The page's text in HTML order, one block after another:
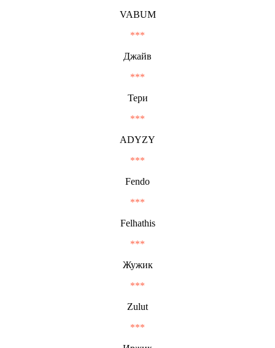
VABUM
***
Джайв
***
Тери
***
ADYZY
***
Fendo
***
Felhathis
***
Жужик
***
Zulut
***